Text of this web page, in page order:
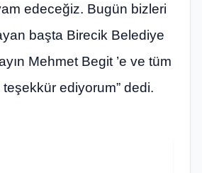
edeceğiz. Bugün bizleri
başta Birecik Belediye
Mehmet Begit ’e ve tüm
ediyorum” dedi.